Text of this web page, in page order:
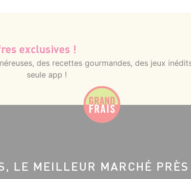
exclusives !
des recettes gourmandes, des jeux
seule app !
LE MEILLEUR MARCHÉ PRÈS